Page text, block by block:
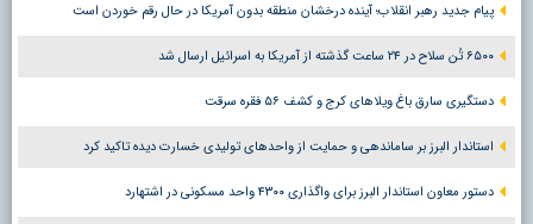
پیام جدید رهبر انقلاب؛ آینده درخشان منطقه بدون آمریکا در حال رقم خوردن است
۶۵۰۰ تُن سلاح در ۲۴ ساعت گذشته از آمریکا به اسرائیل ارسال شد
دستگیری سارق باغ ویلاهای کرج و کشف ۵۶ فقره سرقت
استاندار البرز بر ساماندهی و حمایت از واحدهای تولیدی خسارت دیده تاکید کرد
دستور معاون استاندار البرز برای واگذاری ۴۳۰۰ واحد مسکونی در اشتهارد